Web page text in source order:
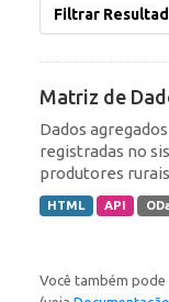
Filtrar
Matriz de
Dados
registradas no
produtores
HTML API
Você também pode